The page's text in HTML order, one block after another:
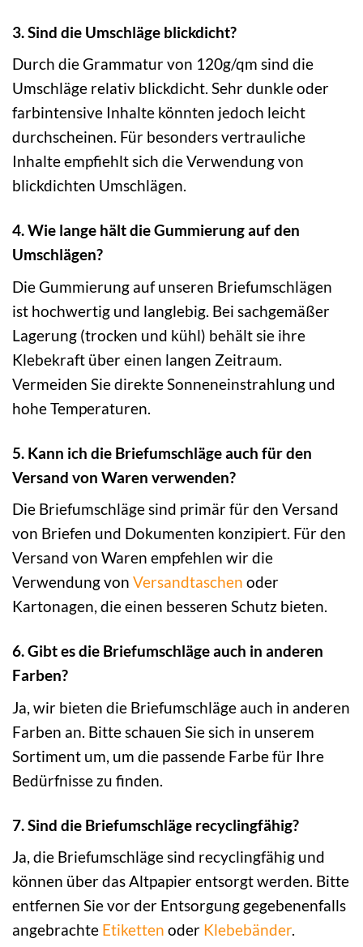
3. Sind die Umschläge blickdicht?
Durch die Grammatur von 120g/qm sind die
Umschläge relativ blickdicht. Sehr dunkle oder
farbintensive Inhalte könnten jedoch leicht
durchscheinen. Für besonders vertrauliche
Inhalte empfiehlt sich die Verwendung von
blickdichten Umschlägen.
4. Wie lange hält die Gummierung auf den
Umschlägen?
Die Gummierung auf unseren Briefumschlägen
ist hochwertig und langlebig. Bei sachgemäßer
Lagerung (trocken und kühl) behält sie ihre
Klebekraft über einen langen Zeitraum.
Vermeiden Sie direkte Sonneneinstrahlung und
hohe Temperaturen.
5. Kann ich die Briefumschläge auch für den
Versand von Waren verwenden?
Die Briefumschläge sind primär für den Versand
von Briefen und Dokumenten konzipiert. Für den
Versand von Waren empfehlen wir die
Verwendung von Versandtaschen oder
Kartonagen, die einen besseren Schutz bieten.
6. Gibt es die Briefumschläge auch in anderen
Farben?
Ja, wir bieten die Briefumschläge auch in anderen
Farben an. Bitte schauen Sie sich in unserem
Sortiment um, um die passende Farbe für Ihre
Bedürfnisse zu finden.
7. Sind die Briefumschläge recyclingfähig?
Ja, die Briefumschläge sind recyclingfähig und
können über das Altpapier entsorgt werden. Bitte
entfernen Sie vor der Entsorgung gegebenenfalls
angebrachte Etiketten oder Klebebänder.